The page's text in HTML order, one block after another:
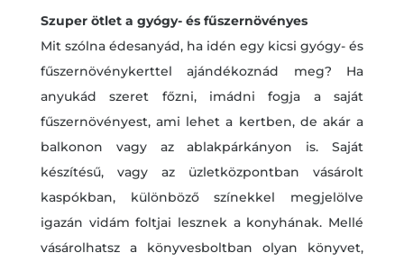
Szuper ötlet a gyógy- és fűszernövényes
Mit szólna édesanyád, ha idén egy kicsi gyógy- és
fűszernövénykerttel ajándékoznád meg? Ha
anyukád szeret főzni, imádni fogja a saját
fűszernövényest, ami lehet a kertben, de akár a
balkonon vagy az ablakpárkányon is. Saját
készítésű, vagy az üzletközpontban vásárolt
kaspókban, különböző színekkel megjelölve
igazán vidám foltjai lesznek a konyhának. Mellé
vásárolhatsz a könyvesboltban olyan könyvet,